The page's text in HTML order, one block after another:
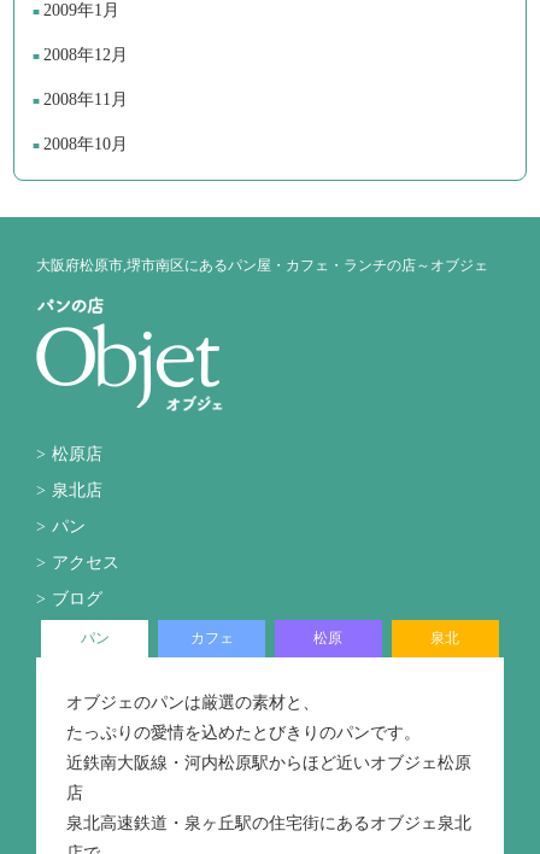
2009年1月
2008年12月
2008年11月
2008年10月
大阪府松原市,堺市南区にあるパン屋・カフェ・ランチの店～オブジェ
松原店
泉北店
パン
アクセス
ブログ
パン カフェ 松原 泉北
オブジェのパンは厳選の素材と、
たっぷりの愛情を込めたとびきりのパンです。
近鉄南大阪線・河内松原駅からほど近いオブジェ松原
店
泉北高速鉄道・泉ヶ丘駅の住宅街にあるオブジェ泉北